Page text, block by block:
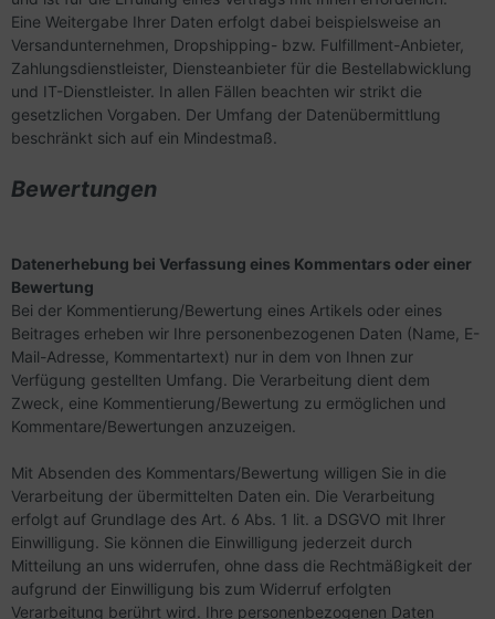
Eine Weitergabe Ihrer Daten erfolgt dabei beispielsweise an
Versandunternehmen, Dropshipping- bzw. Fulfillment-Anbieter,
Zahlungsdienstleister, Diensteanbieter für die Bestellabwicklung
und IT-Dienstleister. In allen Fällen beachten wir strikt die
gesetzlichen Vorgaben. Der Umfang der Datenübermittlung
beschränkt sich auf ein Mindestmaß.
Bewertungen
Datenerhebung bei Verfassung eines Kommentars oder einer
Bewertung
Bei der Kommentierung/Bewertung eines Artikels oder eines
Beitrages erheben wir Ihre personenbezogenen Daten (Name, E-
Mail-Adresse, Kommentartext) nur in dem von Ihnen zur
Verfügung gestellten Umfang. Die Verarbeitung dient dem
Zweck, eine Kommentierung/Bewertung zu ermöglichen und
Kommentare/Bewertungen anzuzeigen.
Mit Absenden des Kommentars/Bewertung willigen Sie in die
Verarbeitung der übermittelten Daten ein. Die Verarbeitung
erfolgt auf Grundlage des Art. 6 Abs. 1 lit. a DSGVO mit Ihrer
Einwilligung. Sie können die Einwilligung jederzeit durch
Mitteilung an uns widerrufen, ohne dass die Rechtmäßigkeit der
aufgrund der Einwilligung bis zum Widerruf erfolgten
Verarbeitung berührt wird. Ihre personenbezogenen Daten